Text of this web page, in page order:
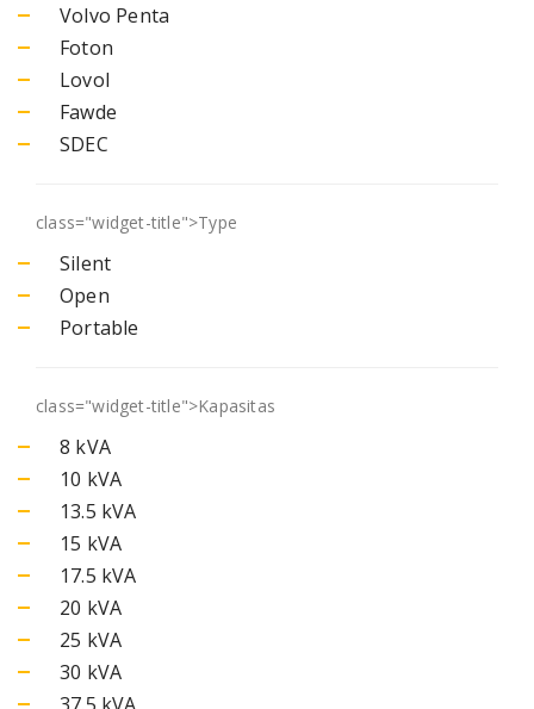
Volvo Penta
Foton
Lovol
Fawde
SDEC
class="widget-title">Type
Silent
Open
Portable
class="widget-title">Kapasitas
8 kVA
10 kVA
13.5 kVA
15 kVA
17.5 kVA
20 kVA
25 kVA
30 kVA